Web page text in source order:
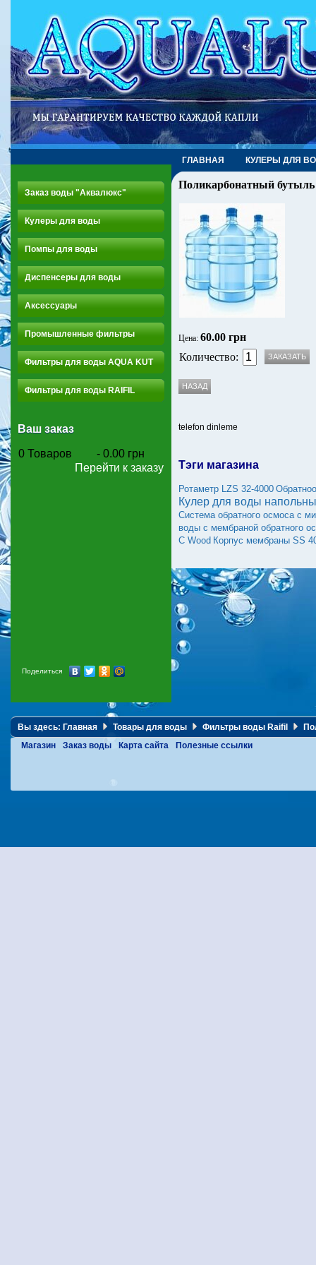
ГЛАВНАЯ КУЛЕРЫ ДЛЯ
Заказ воды "Аквалюкс"
Кулеры для воды
Помпы для воды
Диспенсеры для воды
Аксессуары
Промышленные фильтры
Фильтры для воды AQUA KUT
Фильтры для воды RAIFIL
Ваш заказ
0 Товаров - 0.00 грн
Перейти к заказу
Поделиться
Поликарбонатный бутыль
Цена: 60.00 грн
Количество:
telefon dinleme
Тэги магазина
Ротаметр LZS 32-4000
Кулер для воды
Система обратного осмоса с
воды с мембраной обратного
C Wood Корпус мембраны SS
Вы здесь: Главная Товары для воды Фильтры воды Raifil
Магазин
Заказ воды Карта сайта Полезные ссылки